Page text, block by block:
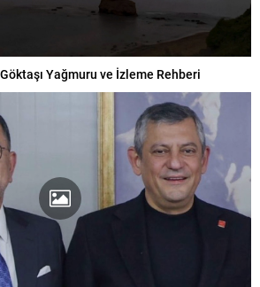
Yağmuru ve İzleme Rehberi